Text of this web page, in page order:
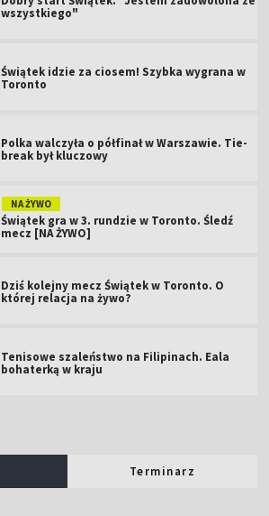
wszystkiego"
Świątek idzie za ciosem! Szybka wygrana w
Toronto
Polka walczyła o półfinał w Warszawie. Tie-
break był kluczowy
NA ŻYWO
Świątek gra w 3. rundzie w Toronto. Śledź
mecz [NA ŻYWO]
Dziś kolejny mecz Świątek w Toronto. O
której relacja na żywo?
Tenisowe szaleństwo na Filipinach. Eala
bohaterką w kraju
Terminarz